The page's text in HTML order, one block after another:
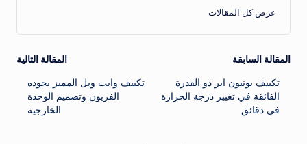
عرض كل المقالات
تصفّح
المقالات
المقالة السابقة
تكييف يونيون اير ذو القدرة
الفائقة في تغيير درجة الحرارة
في دقائق
المقالة التالية
تكييف وايت ويل المميز بجوده
الفريون وتصميم الوحدة
الخارجية